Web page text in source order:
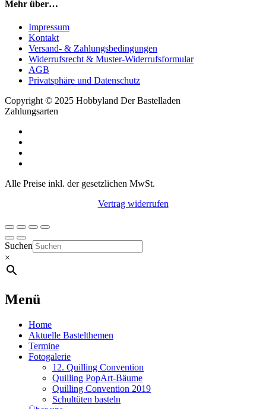
Mehr über…
Impressum
Kontakt
Versand- & Zahlungsbedingungen
Widerrufsrecht & Muster-Widerrufsformular
AGB
Privatsphäre und Datenschutz
Copyright © 2025 Hobbyland Der Bastelladen
Zahlungsarten
Alle Preise inkl. der gesetzlichen MwSt.
Vertrag widerrufen
Suchen
×
Menü
Home
Aktuelle Bastelthemen
Termine
Fotogalerie
12. Quilling Convention
Quilling PopArt-Bäume
Quilling Convention 2019
Schultüten basteln